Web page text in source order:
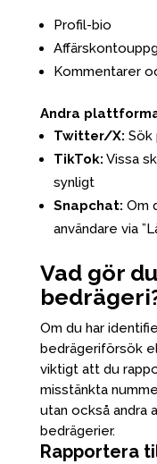
Profil-bio
Kommentarer
Andra
Twitter/X: Sök
TikTok: Vissa
synligt
Snapchat: Om
användare via
Vad gör
Om du har
bedrägeriförsök
viktigt att du
misstänkta
utan också andra
bedrägerier.
Rapportera